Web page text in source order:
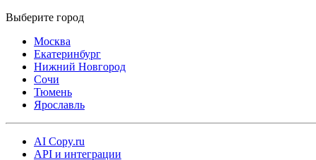
Москва
Екатеринбург
Нижний Новгород
Сочи
Тюмень
Ярославль
AI Copy.ru
API и интеграции